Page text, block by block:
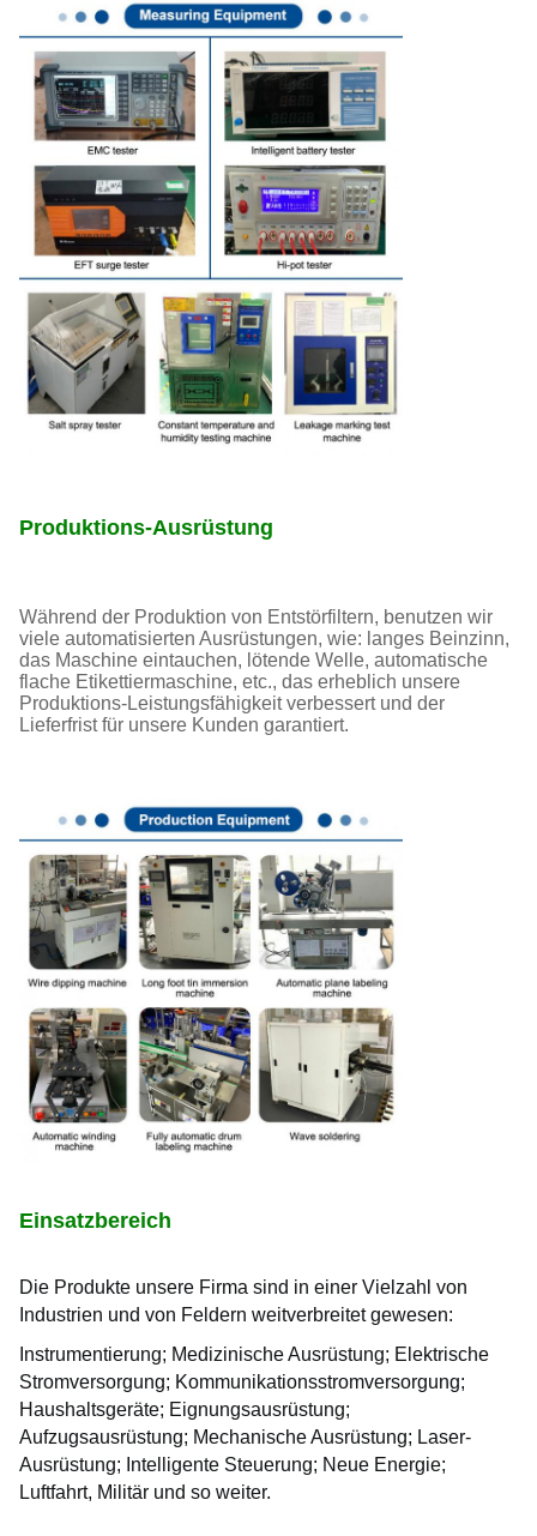
Produktions-Ausrüstung
Während der Produktion von Entstörfiltern, benutzen wir
viele automatisierten Ausrüstungen, wie: langes Beinzinn,
das Maschine eintauchen, lötende Welle, automatische
flache Etikettiermaschine, etc., das erheblich unsere
Produktions-Leistungsfähigkeit verbessert und der
Lieferfrist für unsere Kunden garantiert.
Einsatzbereich
Die Produkte unsere Firma sind in einer Vielzahl von
Industrien und von Feldern weitverbreitet gewesen:
Instrumentierung; Medizinische Ausrüstung; Elektrische
Stromversorgung; Kommunikationsstromversorgung;
Haushaltsgeräte; Eignungsausrüstung;
Aufzugsausrüstung; Mechanische Ausrüstung; Laser-
Ausrüstung; Intelligente Steuerung; Neue Energie;
Luftfahrt, Militär und so weiter.